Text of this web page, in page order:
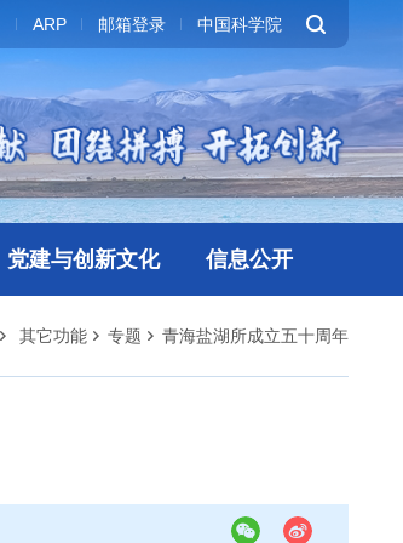
ARP 邮箱登录 中国科学院
党建与创新文化 信息公开
其它功能 专题 青海盐湖所成立五十周年